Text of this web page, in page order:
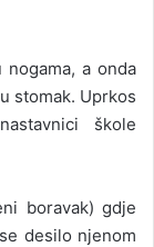
nogama, a onda
stomak. Uprkos
škole
boravak) gdje
desilo njenom